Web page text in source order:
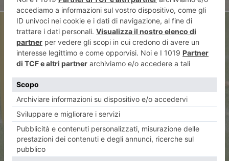
12 maggio del 1963, l’Italia
batteva 3-0 il Brasile del mito
Pelè